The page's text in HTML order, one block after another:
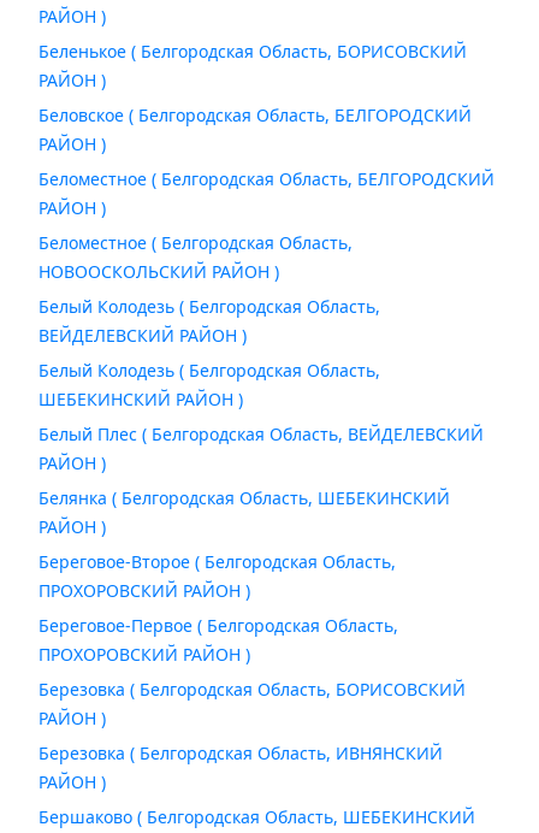
РАЙОН )
Беленькое ( Белгородская Область, БОРИСОВСКИЙ
РАЙОН )
Беловское ( Белгородская Область, БЕЛГОРОДСКИЙ
РАЙОН )
Беломестное ( Белгородская Область, БЕЛГОРОДСКИЙ
РАЙОН )
Беломестное ( Белгородская Область,
НОВООСКОЛЬСКИЙ РАЙОН )
Белый Колодезь ( Белгородская Область,
ВЕЙДЕЛЕВСКИЙ РАЙОН )
Белый Колодезь ( Белгородская Область,
ШЕБЕКИНСКИЙ РАЙОН )
Белый Плес ( Белгородская Область, ВЕЙДЕЛЕВСКИЙ
РАЙОН )
Белянка ( Белгородская Область, ШЕБЕКИНСКИЙ
РАЙОН )
Береговое-Второе ( Белгородская Область,
ПРОХОРОВСКИЙ РАЙОН )
Береговое-Первое ( Белгородская Область,
ПРОХОРОВСКИЙ РАЙОН )
Березовка ( Белгородская Область, БОРИСОВСКИЙ
РАЙОН )
Березовка ( Белгородская Область, ИВНЯНСКИЙ
РАЙОН )
Бершаково ( Белгородская Область, ШЕБЕКИНСКИЙ